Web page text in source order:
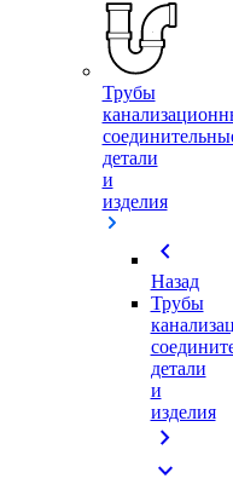
Трубы
детали
и
изделия
chevron_left
Назад
Трубы
детали
и
изделия
chevron_right
expand_more